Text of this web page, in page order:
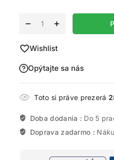
Wishlist
Opýtajte sa nás
Toto si práve prezerá
Doba dodania : Do 5
Doprava zadarmo :